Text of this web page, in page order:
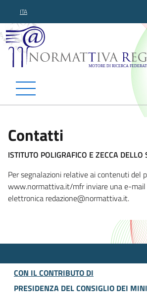
ITA
Normattiva
Contatti
ISTITUTO POLIGRAFICO E ZECCA DELLO
Per segnalazioni relative ai contenuti del
www.normattiva.it/mfr inviare una e-mail
elettronica redazione@normattiva.it.
CON IL CONTRIBUTO DI
PRESIDENZA DEL CONSIGLIO DEI